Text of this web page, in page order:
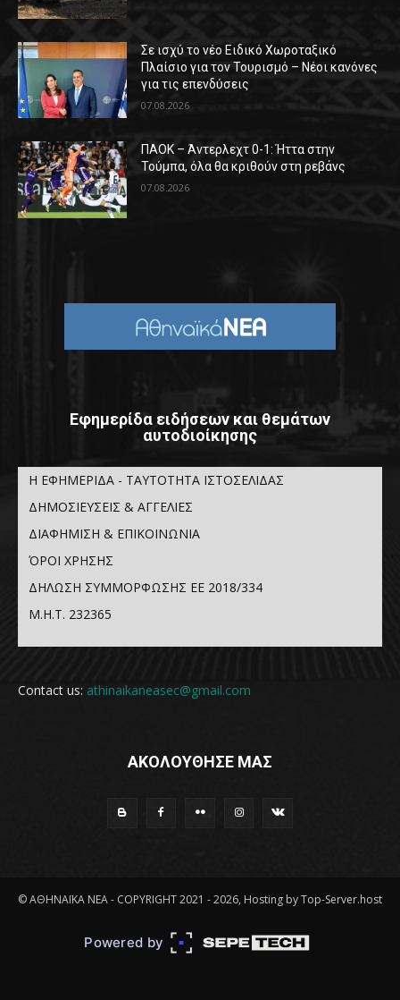
Σε ισχύ το νέο Ειδικό Χωροταξικό
Πλαίσιο για τον Τουρισμό – Νέοι κανόνες
για τις επενδύσεις
07.08.2026
ΠΑΟΚ – Άντερλεχτ 0-1: Ήττα στην
Τούμπα, όλα θα κριθούν στη ρεβάνς
07.08.2026
Εφημερίδα ειδήσεων και θεμάτων
αυτοδιοίκησης
Η ΕΦΗΜΕΡΙΔΑ - ΤΑΥΤΟΤΗΤΑ ΙΣΤΟΣΕΛΙΔΑΣ
ΔΗΜΟΣΙΕΥΣΕΙΣ & ΑΓΓΕΛΙΕΣ
ΔΙΑΦΗΜΙΣΗ & ΕΠΙΚΟΙΝΩΝΙΑ
ΌΡΟΙ ΧΡΗΣΗΣ
ΔΗΛΩΣΗ ΣΥΜΜΟΡΦΩΣΗΣ ΕΕ 2018/334
Μ.Η.Τ. 232365
Contact us: athinaikaneasec@gmail.com
ΑΚΟΛΟΥΘΗΣΕ ΜΑΣ
© ΑΘΗΝΑΪΚΑ ΝΕΑ - COPYRIGHT 2021 - 2026, Hosting by Top-Server.host
Powered by